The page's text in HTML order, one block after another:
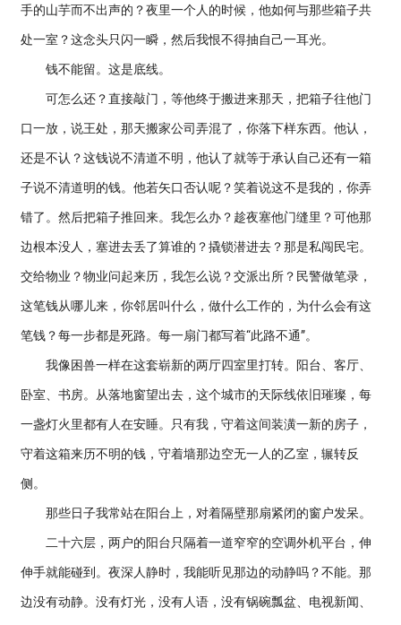
手的山芋而不出声的？夜里一个人的时候，他如何与那些箱子共
处一室？这念头只闪一瞬，然后我恨不得抽自己一耳光。
钱不能留。这是底线。
可怎么还？直接敲门，等他终于搬进来那天，把箱子往他门
口一放，说王处，那天搬家公司弄混了，你落下样东西。他认，
还是不认？这钱说不清道不明，他认了就等于承认自己还有一箱
子说不清道明的钱。他若矢口否认呢？笑着说这不是我的，你弄
错了。然后把箱子推回来。我怎么办？趁夜塞他门缝里？可他那
边根本没人，塞进去丢了算谁的？撬锁潜进去？那是私闯民宅。
交给物业？物业问起来历，我怎么说？交派出所？民警做笔录，
这笔钱从哪儿来，你邻居叫什么，做什么工作的，为什么会有这
笔钱？每一步都是死路。每一扇门都写着“此路不通”。
我像困兽一样在这套崭新的两厅四室里打转。阳台、客厅、
卧室、书房。从落地窗望出去，这个城市的天际线依旧璀璨，每
一盏灯火里都有人在安睡。只有我，守着这间装潢一新的房子，
守着这箱来历不明的钱，守着墙那边空无一人的乙室，辗转反
侧。
那些日子我常站在阳台上，对着隔壁那扇紧闭的窗户发呆。
二十六层，两户的阳台只隔着一道窄窄的空调外机平台，伸
伸手就能碰到。夜深人静时，我能听见那边的动静吗？不能。那
边没有动静。没有灯光，没有人语，没有锅碗瓢盆、电视新闻、